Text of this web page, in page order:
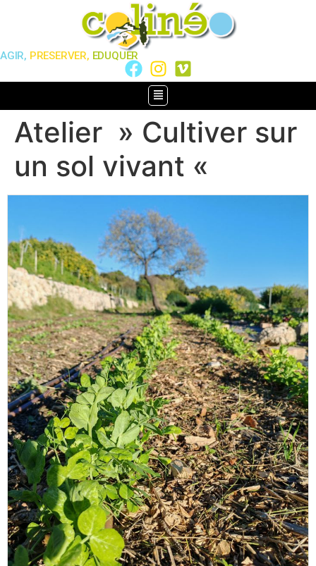
AGIR, PRESERVER, EDUQUER
Atelier » Cultiver sur
un sol vivant «